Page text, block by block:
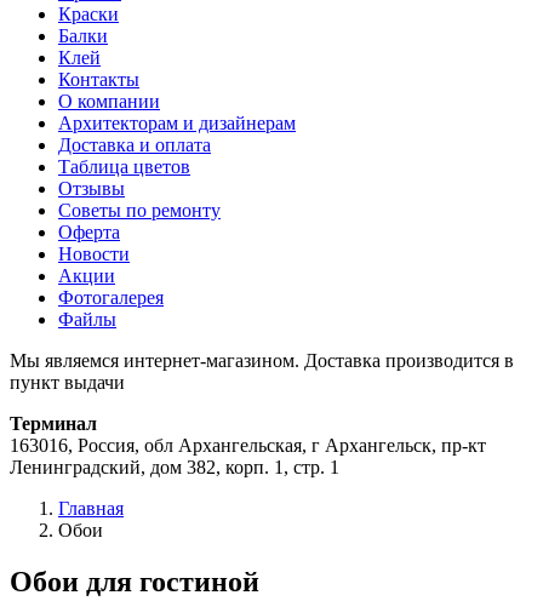
Краски
Балки
Клей
Контакты
О компании
Архитекторам и дизайнерам
Доставка и оплата
Таблица цветов
Отзывы
Советы по ремонту
Оферта
Новости
Акции
Фотогалерея
Файлы
Мы являемся интернет-магазином. Доставка производится в
пункт выдачи
Терминал
163016, Россия, обл Архангельская, г Архангельск, пр-кт
Ленинградский, дом 382, корп. 1, стр. 1
Главная
Обои
Обои для гостиной